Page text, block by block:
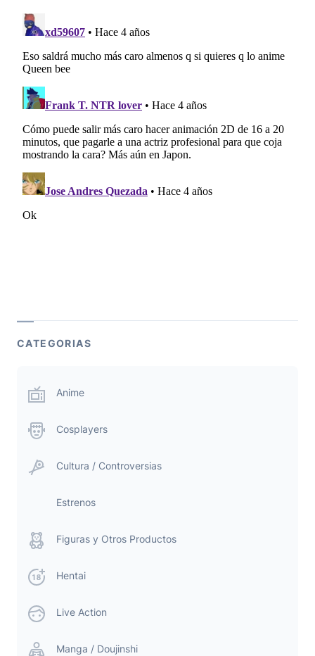
CATEGORIAS
Anime
Cosplayers
Cultura / Controversias
Estrenos
Figuras y Otros Productos
Hentai
Live Action
Manga / Doujinshi